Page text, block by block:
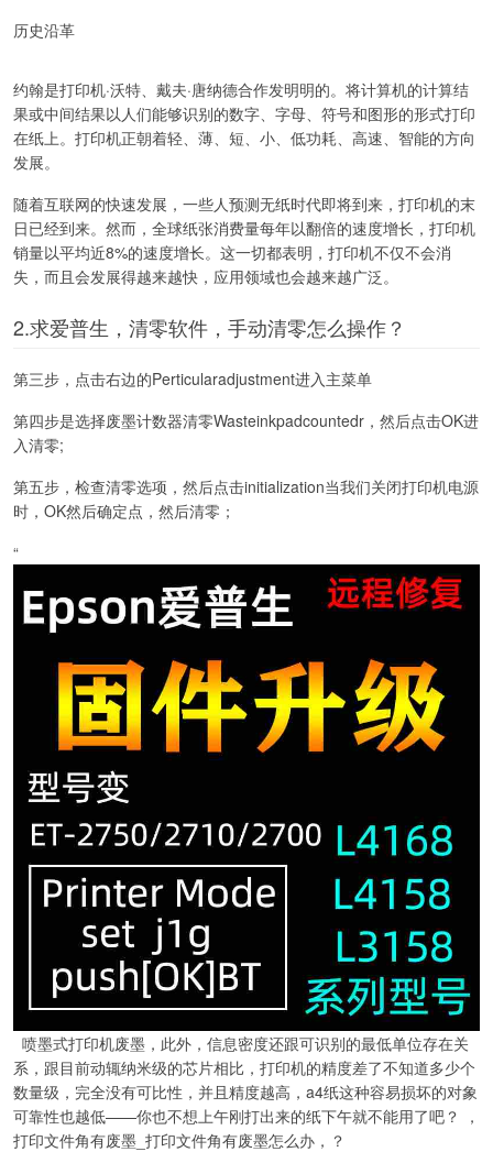
历史沿革
约翰是打印机·沃特、戴夫·唐纳德合作发明明的。将计算机的计算结
果或中间结果以人们能够识别的数字、字母、符号和图形的形式打印
在纸上。打印机正朝着轻、薄、短、小、低功耗、高速、智能的方向
发展。
随着互联网的快速发展，一些人预测无纸时代即将到来，打印机的末
日已经到来。然而，全球纸张消费量每年以翻倍的速度增长，打印机
销量以平均近8%的速度增长。这一切都表明，打印机不仅不会消
失，而且会发展得越来越快，应用领域也会越来越广泛。
2.求爱普生，清零软件，手动清零怎么操作？
第三步，点击右边的Perticularadjustment进入主菜单
第四步是选择废墨计数器清零Wasteinkpadcountedr，然后点击OK进
入清零;
第五步，检查清零选项，然后点击initialization当我们关闭打印机电源
时，OK然后确定点，然后清零；
“
喷墨式打印机废墨，此外，信息密度还跟可识别的最低单位存在关
系，跟目前动辄纳米级的芯片相比，打印机的精度差了不知道多少个
数量级，完全没有可比性，并且精度越高，a4纸这种容易损坏的对象
可靠性也越低——你也不想上午刚打出来的纸下午就不能用了吧？ ，
打印文件角有废墨_打印文件角有废墨怎么办，？